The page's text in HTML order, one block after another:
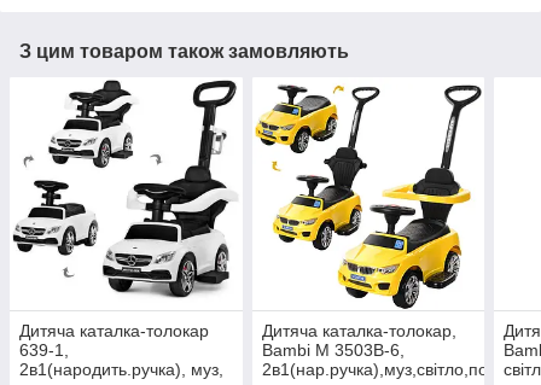
З цим товаром також замовляють
Дитяча каталка-толокар
639-1,
2в1(народить.ручка), муз,
Дитяча каталка-толокар,
Bambi M 3503B-6,